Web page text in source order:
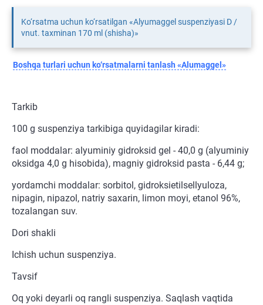
Ko‘rsatma uchun ko‘rsatilgan «Alyumaggel suspenziyasi D /
vnut. taxminan 170 ml (shisha)»
Boshqa turlari uchun ko‘rsatmalarni tanlash «Alumaggel»
Tarkib
100 g suspenziya tarkibiga quyidagilar kiradi:
faol moddalar: alyuminiy gidroksid gel - 40,0 g (alyuminiy
oksidga 4,0 g hisobida), magniy gidroksid pasta - 6,44 g;
yordamchi moddalar: sorbitol, gidroksietilsellyuloza,
nipagin, nipazol, natriy saxarin, limon moyi, etanol 96%,
tozalangan suv.
Dori shakli
Ichish uchun suspenziya.
Tavsif
Oq yoki deyarli oq rangli suspenziya. Saqlash vaqtida